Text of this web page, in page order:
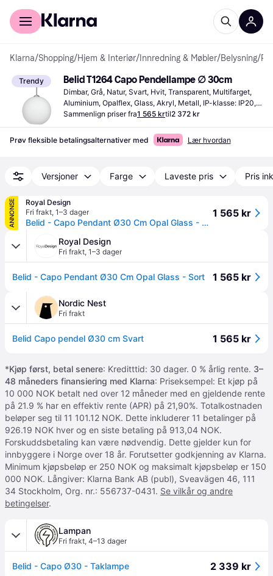
For kunder
Klarna/Shopping/Hjem & Interiør/ Innredning & Møbler/Belysning/
Trendy Belid T1264 Capo Pendellampe ∅ 30cm
Dimbar, Grå, Natur, Svart, Hvit, Transparent, Multifarget,
Aluminium, Opalflex, Glass, Akryl, Metall, IP-klasse: IP20,
Lampesokkel: E27
Sammenlign priser fra1 565 krtil2 372 kr
Prøv fleksible betalingsalternativer med Lær hvordan
Versjoner Farge Laveste pris Pris
ANNONSE
Royal Design
Fri frakt, 1–3 dager
Belid - Capo Pendant Ø30 Cm Opal Glass - Sort
1 565 kr
Royal Design
Fri frakt, 1–3 dager
Belid - Capo Pendant Ø30 Cm Opal Glass - Sort 1 565 kr
Nordic Nest
Fri frakt
Belid Capo pendel Ø30 cm Svart 1 565 kr
*Kjøp først, betal senere: Kreditttid: 30 dager. 0 % årlig rente. 3–
48 måneders finansiering med Klarna: Priseksempel: Et kjøp på
10 000 NOK betalt ned over 12 måneder med en gjeldende rente
på 21.9 % har en effektiv rente (APR) på 21,90%. Totalkostnaden
beløper seg til 11 101.12 NOK. Dette inkluderer 11 betalinger på
926.19 NOK hver og en siste betaling på 913,04 NOK.
Forskuddsbetaling kan være nødvendig. Dette gjelder kun for
innbyggere i Norge over 18 år. Forutsetter godkjenning av Klarna.
Minimum kjøpsbeløp er 250 NOK og maksimalt kjøpsbeløp er 150
000 NOK. Långiver: Klarna Bank AB (publ), Sveavägen 46, 111
34 Stockholm, Org. nr.: 556737-0431. Se vilkår og andre
betingelser.
Lampan
Fri frakt, 4–13 dager
Belid - Capo Ø30 - Taklampe 2 339 kr